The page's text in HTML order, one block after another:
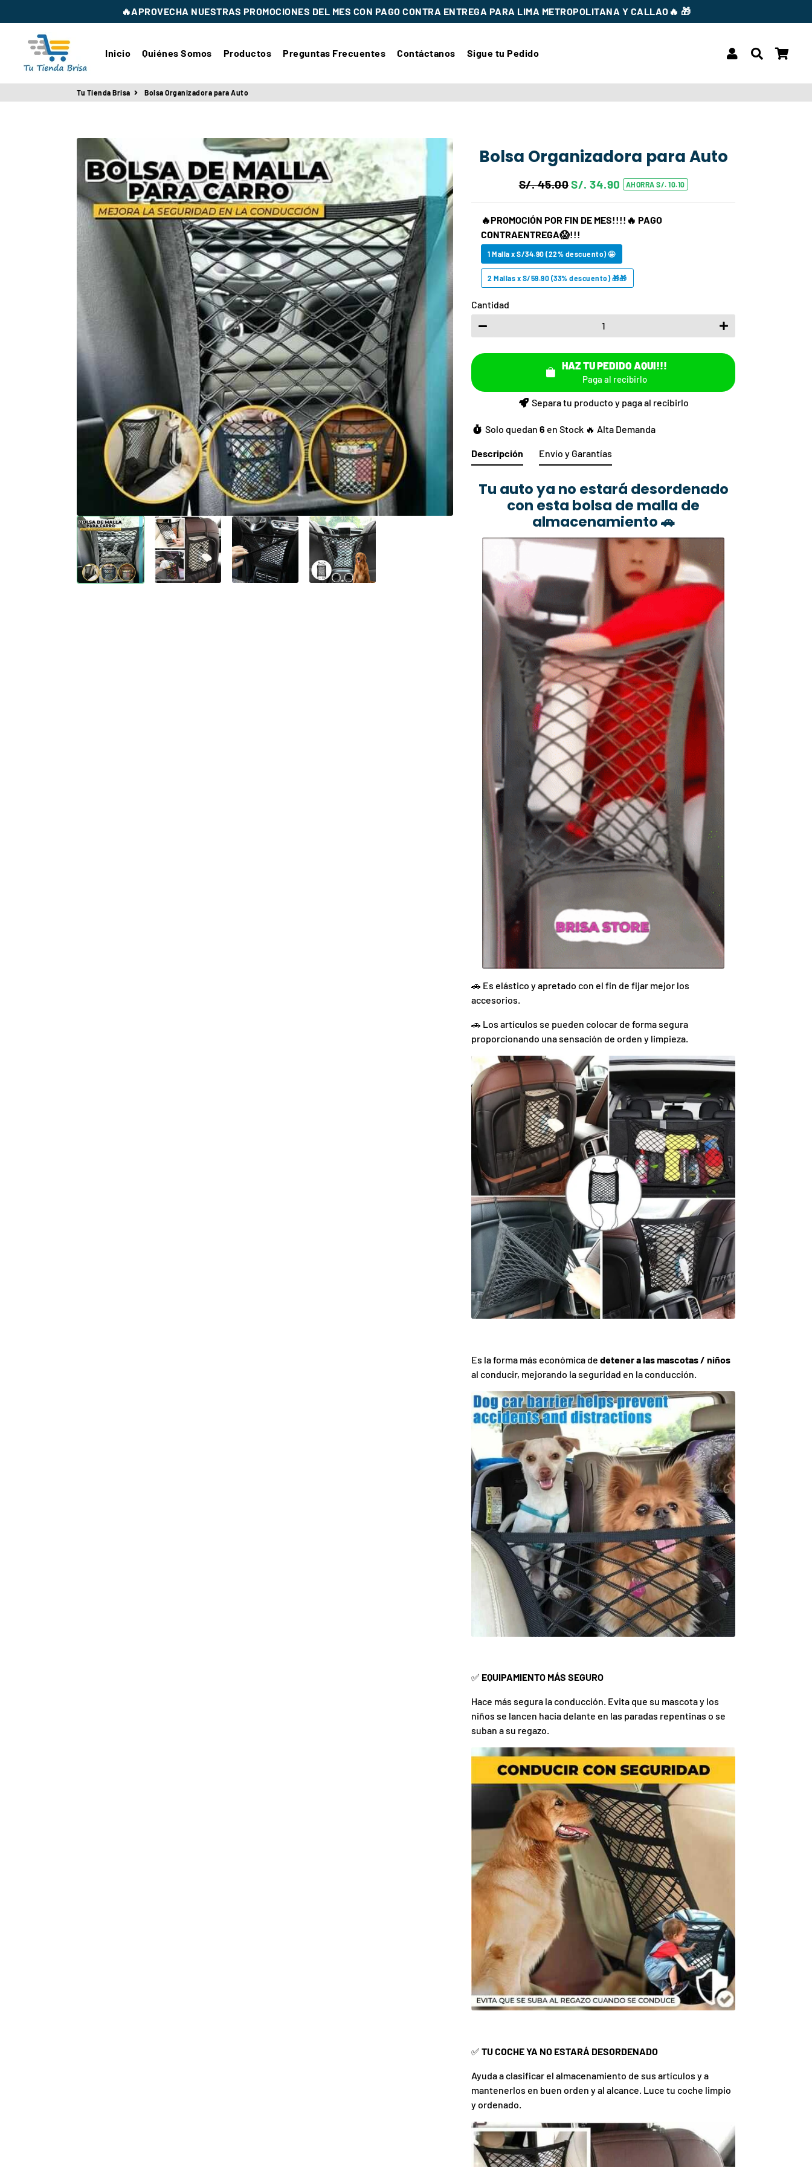
🔥APROVECHA NUESTRAS PROMOCIONES DEL MES CON PAGO CONTRA ENTREGA PARA LIMA METROPOLITANA Y CALLAO🔥 🎁
Tu Tienda Brisa
Inicio Quiénes Somos Productos Preguntas Frecuentes Contáctanos Sigue tu Pedido Ingresar
Buscar
Tu Tienda Brisa Bolsa Organizadora para Auto
Bolsa Organizadora para Auto
Precio
habitual
S/. 45.00
Precio
de
oferta
S/. 34.90 AHORRA S/. 10.10
🔥PROMOCIÓN POR FIN DE MES!!!!🔥 PAGO
CONTRAENTREGA😱!!!
1 Malla x S/34.90 (22% descuento) 🤩
2 Mallas x S/59.90 (33% descuento) 🎁🎁
Cantidad
+
HAZ TU PEDIDO AQUI!!!
Paga al recibirlo
Separa tu productoy paga al recibirlo
Solo quedan 6 en Stock 🔥 Alta Demanda
Descripción
Tu auto ya no estará desordenado
con esta bolsa de malla de
almacenamiento🚗
🚗 Es elástico y apretado con el fin de fijar mejor los
accesorios.
🚗 Los artículos se pueden colocar de forma segura
proporcionando una sensación de orden y limpieza.
Es la forma más económica dedetener a las mascotas / niños
al conducir, mejorando la seguridad en la conducción.
✅ EQUIPAMIENTO MÁS SEGURO
Hace más segura la conducción. Evita que su mascota y los
niños se lancen hacia delante en las paradas repentinas o se
suban a su regazo.
✅TU COCHE YA NO ESTARÁ DESORDENADO
Ayuda a clasificar el almacenamiento de sus artículos y a
mantenerlos en buen orden y al alcance. Luce tu coche limpio
y ordenado.
Envío y Garantías